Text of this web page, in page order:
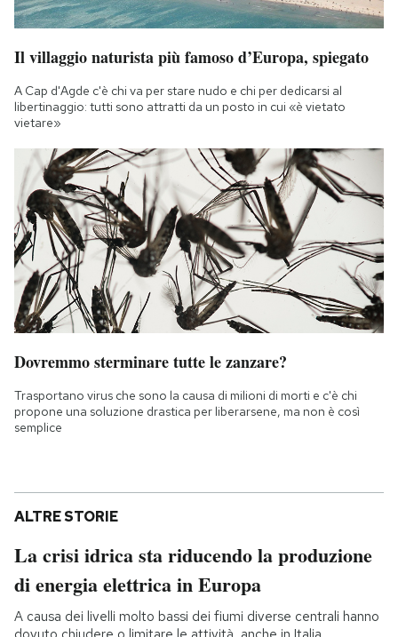
Il villaggio naturista più famoso d’Europa, spiegato
A Cap d'Agde c'è chi va per stare nudo e chi per dedicarsi al
libertinaggio: tutti sono attratti da un posto in cui «è vietato
vietare»
Dovremmo sterminare tutte le zanzare?
Trasportano virus che sono la causa di milioni di morti e c'è chi
propone una soluzione drastica per liberarsene, ma non è così
semplice
ALTRE STORIE
La crisi idrica sta riducendo la produzione
di energia elettrica in Europa
A causa dei livelli molto bassi dei fiumi diverse centrali hanno